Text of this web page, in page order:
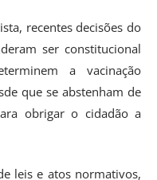
recentes decisões do
ser constitucional
a vacinação
que se abstenham de
obrigar o cidadão a
leis e atos normativos,